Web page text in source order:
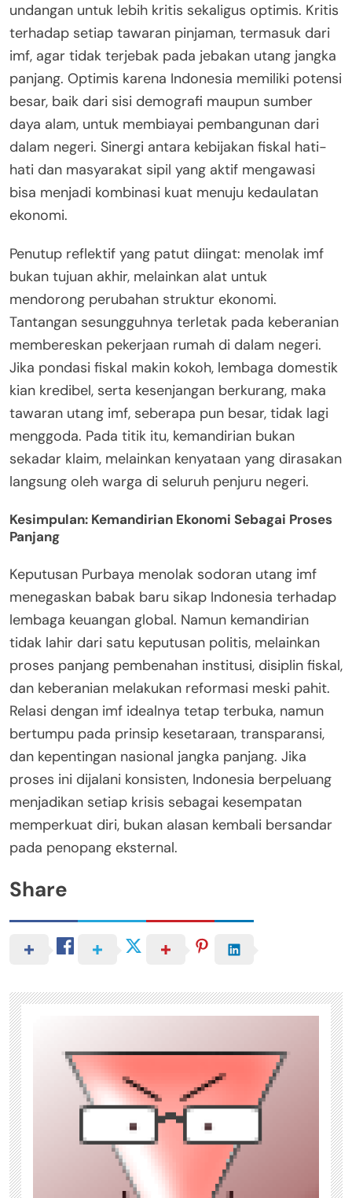
undangan untuk lebih kritis sekaligus optimis. Kritis
terhadap setiap tawaran pinjaman, termasuk dari
imf, agar tidak terjebak pada jebakan utang jangka
panjang. Optimis karena Indonesia memiliki potensi
besar, baik dari sisi demografi maupun sumber
daya alam, untuk membiayai pembangunan dari
dalam negeri. Sinergi antara kebijakan fiskal hati-
hati dan masyarakat sipil yang aktif mengawasi
bisa menjadi kombinasi kuat menuju kedaulatan
ekonomi.
Penutup reflektif yang patut diingat: menolak imf
bukan tujuan akhir, melainkan alat untuk
mendorong perubahan struktur ekonomi.
Tantangan sesungguhnya terletak pada keberanian
membereskan pekerjaan rumah di dalam negeri.
Jika pondasi fiskal makin kokoh, lembaga domestik
kian kredibel, serta kesenjangan berkurang, maka
tawaran utang imf, seberapa pun besar, tidak lagi
menggoda. Pada titik itu, kemandirian bukan
sekadar klaim, melainkan kenyataan yang dirasakan
langsung oleh warga di seluruh penjuru negeri.
Kesimpulan: Kemandirian Ekonomi Sebagai Proses
Panjang
Keputusan Purbaya menolak sodoran utang imf
menegaskan babak baru sikap Indonesia terhadap
lembaga keuangan global. Namun kemandirian
tidak lahir dari satu keputusan politis, melainkan
proses panjang pembenahan institusi, disiplin fiskal,
dan keberanian melakukan reformasi meski pahit.
Relasi dengan imf idealnya tetap terbuka, namun
bertumpu pada prinsip kesetaraan, transparansi,
dan kepentingan nasional jangka panjang. Jika
proses ini dijalani konsisten, Indonesia berpeluang
menjadikan setiap krisis sebagai kesempatan
memperkuat diri, bukan alasan kembali bersandar
pada penopang eksternal.
Share